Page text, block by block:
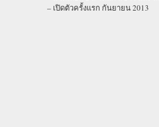
– เปิดตัวครั้งแรก กันยายน 2013